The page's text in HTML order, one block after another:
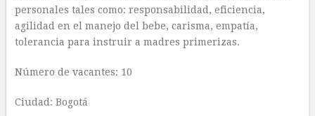
personales tales como: responsabilidad, eficiencia,
agilidad en el manejo del bebe, carisma, empatía,
tolerancia para instruir a madres primerizas.
Número de vacantes: 10
Ciudad: Bogotá